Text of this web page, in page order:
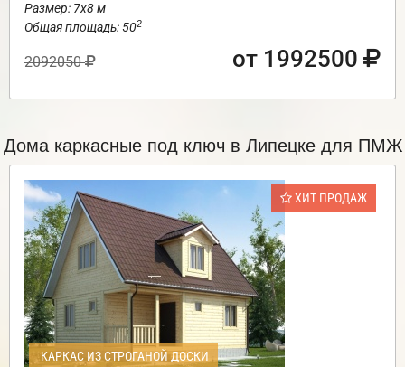
Размер: 7х8 м
Общая площадь: 502
2092050 от 1992500
Дома каркасные под ключ в Липецке для ПМЖ
ХИТ ПРОДАЖ
КАРКАС ИЗ СТРОГАНОЙ ДОСКИ